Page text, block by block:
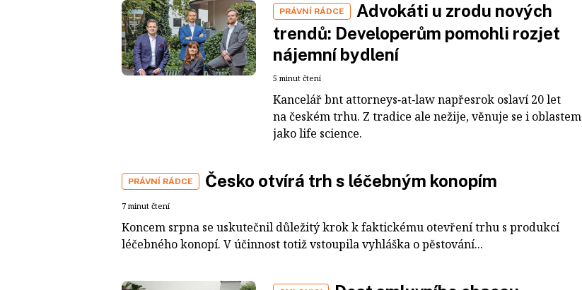
PRÁVNÍ RÁDCE
Advokáti u zrodu nových
trendů: Developerům pomohli rozjet
nájemní bydlení
5 minut čtení
Kancelář bnt attorneys‑at‑law napřesrok oslaví 20 let
na českém trhu. Z tradice ale nežije, věnuje se i oblastem
jako life science.
PRÁVNÍ RÁDCE Česko otvírá trh s léčebným konopím
7 minut čtení
Koncem srpna se uskutečnil důležitý krok k faktickému otevření trhu s produkcí
léčebného konopí. V účinnost totiž vstoupila vyhláška o pěstování...